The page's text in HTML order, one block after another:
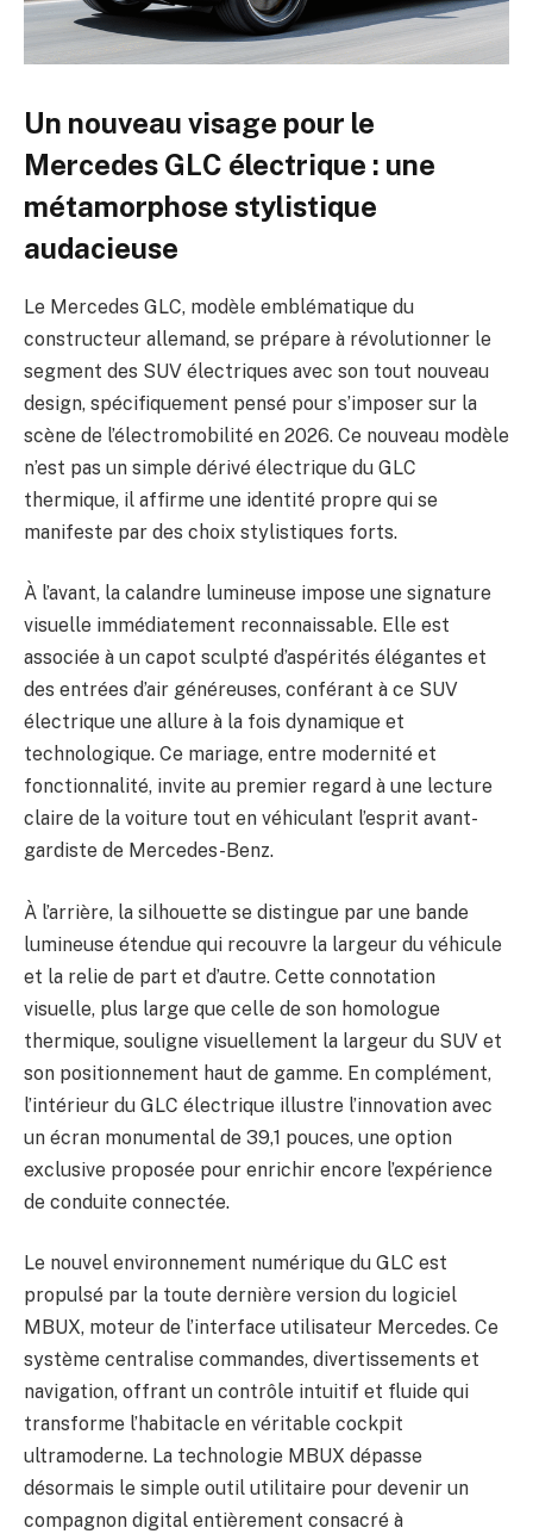
Un nouveau visage pour le
Mercedes GLC électrique : une
métamorphose stylistique
audacieuse
Le Mercedes GLC, modèle emblématique du
constructeur allemand, se prépare à révolutionner le
segment des SUV électriques avec son tout nouveau
design, spécifiquement pensé pour s’imposer sur la
scène de l’électromobilité en 2026. Ce nouveau modèle
n’est pas un simple dérivé électrique du GLC
thermique, il affirme une identité propre qui se
manifeste par des choix stylistiques forts.
À l’avant, la calandre lumineuse impose une signature
visuelle immédiatement reconnaissable. Elle est
associée à un capot sculpté d’aspérités élégantes et
des entrées d’air généreuses, conférant à ce SUV
électrique une allure à la fois dynamique et
technologique. Ce mariage, entre modernité et
fonctionnalité, invite au premier regard à une lecture
claire de la voiture tout en véhiculant l’esprit avant-
gardiste de Mercedes-Benz.
À l’arrière, la silhouette se distingue par une bande
lumineuse étendue qui recouvre la largeur du véhicule
et la relie de part et d’autre. Cette connotation
visuelle, plus large que celle de son homologue
thermique, souligne visuellement la largeur du SUV et
son positionnement haut de gamme. En complément,
l’intérieur du GLC électrique illustre l’innovation avec
un écran monumental de 39,1 pouces, une option
exclusive proposée pour enrichir encore l’expérience
de conduite connectée.
Le nouvel environnement numérique du GLC est
propulsé par la toute dernière version du logiciel
MBUX, moteur de l’interface utilisateur Mercedes. Ce
système centralise commandes, divertissements et
navigation, offrant un contrôle intuitif et fluide qui
transforme l’habitacle en véritable cockpit
ultramoderne. La technologie MBUX dépasse
désormais le simple outil utilitaire pour devenir un
compagnon digital entièrement consacré à